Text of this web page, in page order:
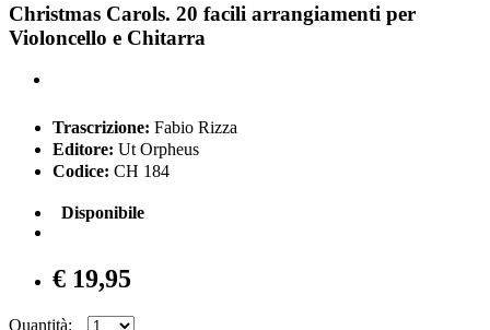
Christmas Carols. 20 facili arrangiamenti per
Violoncello e Chitarra
Trascrizione: Fabio Rizza
Editore: Ut Orpheus
Codice: CH 184
Disponibile
€ 19,95
Quantità: